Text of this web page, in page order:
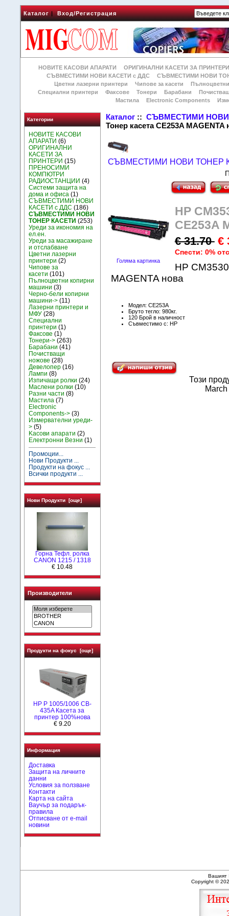
Каталог|Вход/Регистрация
НОВИТЕ КАСОВИ АПАРАТИ
ОРИГИНАЛНИ КАСЕТИ ЗА
СЪВМЕСТИМИ НОВИ КАСЕТИ с ДДС
СЪВМЕСТИМИ НОВИ
Цветни лазерни принтери
Чипове за касети
Специални принтери
Факсове Тонери Барабани
Мастила
Electronic Components
Категории
НОВИТЕ КАСОВИ
АПАРАТИ (6)
ОРИГИНАЛНИ
КАСЕТИ ЗА
ПРИНТЕРИ (15)
ПРЕНОСИМИ
КОМПЮТРИ
РАДИОСТАНЦИИ (4)
Системи защита на
дома и офиса (1)
СЪВМЕСТИМИ НОВИ
КАСЕТИ с ДДС (186)
СЪВМЕСТИМИ НОВИ
ТОНЕР КАСЕТИ (253)
Уреди за икономия на
ел.ен.
Уреди за масажиране
и отслабване
Цветни лазерни
принтери (2)
Чипове за
касети (101)
Пълноцветни копирни
машини (3)
Черно-бели копирни
машини-> (11)
Лазерни принтери и
МФУ (28)
Специални
принтери (1)
Факсове (1)
Тонери-> (263)
Барабани (41)
Почистващи
ножове (28)
Девелопер (16)
Лампи (8)
Изпичащи ролки (24)
Маслени ролки (10)
Разни части (8)
Мастила (7)
Electronic
Components-> (3)
Измервателни уреди-
> (5)
Kасови апарати (2)
Електронни Везни (1)
Промоции...
Нови Продукти ...
Продукти на фокус ...
Всички продукти ...
Нови Продукти [още]
Горна Тефл. ролка
CANON 1215 / 1318
€ 10.48
Производители
Продукти на фокус [още]
HP P 1005/1006 CB-
435A Касета за
принтер 100%нова
€ 9.20
Информация
Доставка
Защита на личните
данни
Условия за ползване
Контакти
Карта на сайта
Ваучър за подарък-
правила
Отписване от e-mail
новини
Каталог ::СЪВМЕСТИМИ НОВИ
Тонер касета CE253A MAGENTA
СЪВМЕСТИМИ НОВИ ТОНЕР
Голяма картинка
HP
CE253A
€ 31.70 €
Спести: 0%
HP
MAGENTA нова
Модел: CE253A
Бруто тегло: 980кг.
120 Брой в наличност
Съвместимо с: HP
Този
Вашият
Copyright ©